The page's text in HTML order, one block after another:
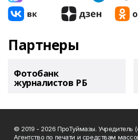
Партнеры
Фотобанк
журналистов РБ
© 2019 - 2026 ПроТуймазы. Учредитель
Агентство по печати и средствам